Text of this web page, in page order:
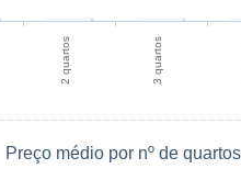
2 quartos 3 quartos
Preço médio por nº de quartos